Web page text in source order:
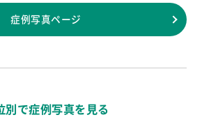
症例写真ページ
別で症例写真を見る